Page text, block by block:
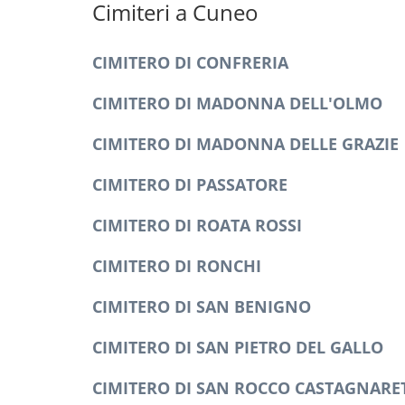
Cimiteri a Cuneo
CIMITERO DI CONFRERIA
CIMITERO DI MADONNA DELL'OLMO
CIMITERO DI MADONNA DELLE GRAZIE
CIMITERO DI PASSATORE
CIMITERO DI ROATA ROSSI
CIMITERO DI RONCHI
CIMITERO DI SAN BENIGNO
CIMITERO DI SAN PIETRO DEL GALLO
CIMITERO DI SAN ROCCO